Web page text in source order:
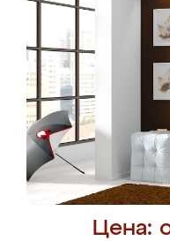
Цена: